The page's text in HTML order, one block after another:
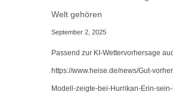
Welt gehören
September 2, 2025
Passend zur KI-Wettervorhersage
https://www.heise.de/news/Gut-
Modell-zeigte-bei-Hurrikan-Erin-